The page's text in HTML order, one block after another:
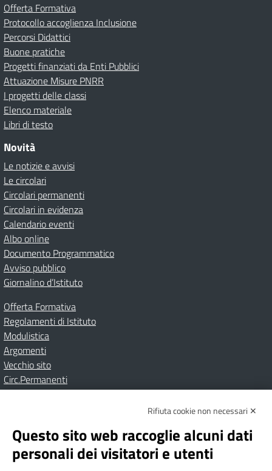
Offerta Formativa
Protocollo accoglienza Inclusione
Percorsi Didattici
Buone pratiche
Progetti finanziati da Enti Pubblici
Attuazione Misure PNRR
I progetti delle classi
Elenco materiale
Libri di testo
Novità
Le notizie e avvisi
Le circolari
Circolari permanenti
Circolari in evidenza
Calendario eventi
Albo online
Documento Programmatico
Avviso pubblico
Giornalino d’Istituto
Offerta Formativa
Regolamenti di Istituto
Modulistica
Argomenti
Vecchio sito
Circ.Permanenti
Albo onlinePrivacy Policy
Dichiarazione di accessibilità
Note Legali
Rifiuta cookie non necessari ✕
Questo sito web raccoglie alcuni dati
personali dei visitatori e utenti